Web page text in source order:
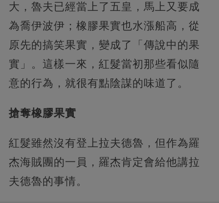
大，魯夫已經當上了五皇，馬上又要成
為喬伊波伊；橡膠果實也水漲船高，從
原先的搞笑果實，變成了「傳說中的果
實」。這樣一來，紅髮當初那些看似隨
意的行為，就很有點陰謀的味道了。
搶奪橡膠果實
紅髮雖然沒有登上拉夫德魯，但作為羅
杰海賊團的一員，羅杰肯定會給他講拉
夫德魯的事情。